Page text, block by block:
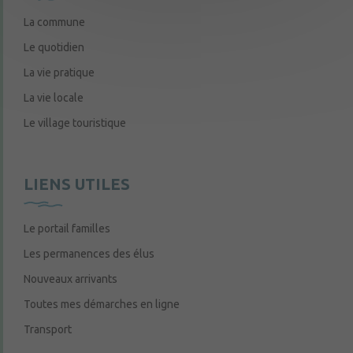
La commune
Le quotidien
La vie pratique
La vie locale
Le village touristique
LIENS UTILES
Le portail familles
Les permanences des élus
Nouveaux arrivants
Toutes mes démarches en ligne
Transport